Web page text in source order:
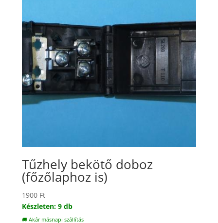
Tűzhely bekötő doboz
(főzőlaphoz is)
1900 Ft
Készleten: 9 db
🚚 Akár másnapi szállítás